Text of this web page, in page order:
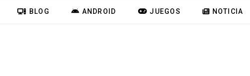
BLOG ANDROID JUEGOS NOTICIA